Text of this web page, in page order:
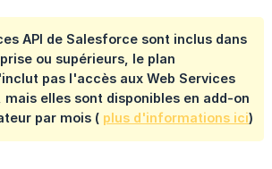
API de Salesforce sont inclus dans
ou supérieurs, le plan
pas l'accès aux Web Services
mais elles sont disponibles en add-on
par mois ( plus d'informations ici)